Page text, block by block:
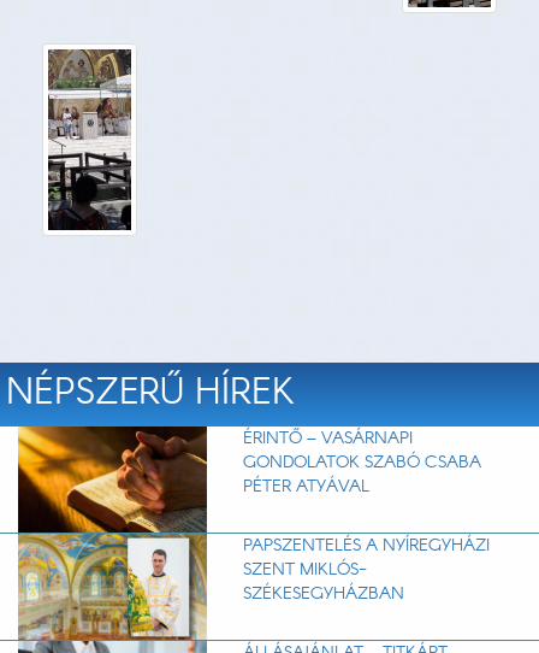
NÉPSZERŰ HÍREK
ÉRINTŐ – VASÁRNAPI
GONDOLATOK SZABÓ CSABA
PÉTER ATYÁVAL
PAPSZENTELÉS A NYÍREGYHÁZI
SZENT MIKLÓS-
SZÉKESEGYHÁZBAN